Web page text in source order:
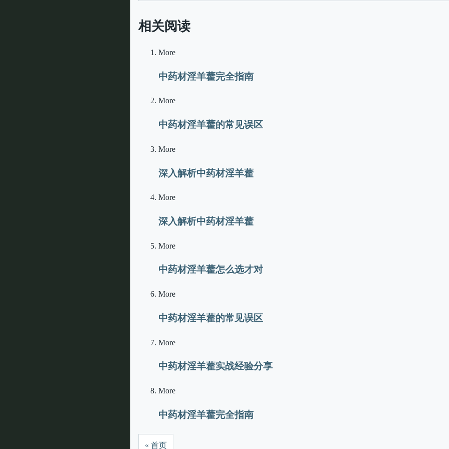
相关阅读
More
中药材淫羊藿完全指南
More
中药材淫羊藿的常见误区
More
深入解析中药材淫羊藿
More
深入解析中药材淫羊藿
More
中药材淫羊藿怎么选才对
More
中药材淫羊藿的常见误区
More
中药材淫羊藿实战经验分享
More
中药材淫羊藿完全指南
« 首页